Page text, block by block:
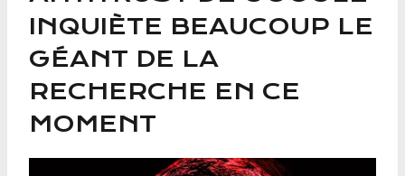
INQUIÈTE BEAUCOUP LE
GÉANT DE LA
RECHERCHE EN CE
MOMENT